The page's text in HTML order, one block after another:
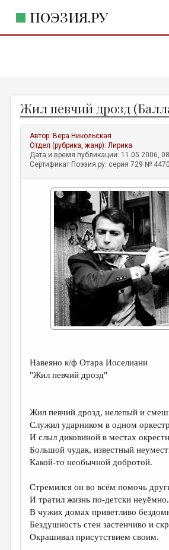
ПОЭЗИЯ.РУ
ЖАНРЫ
АВТОРЫ
КОММЕНТАРИИ
ЛИТСАЛОН
ПРАВИЛА САЙТА
ОТДЕЛЫ И РУБРИКИ
ИЗБРАННОЕ
ДАЙДЖЕСТ
ПРОИЗВЕДЕНИЯ
ПЕРЕВОДЫ
ДЕТСКАЯ КОМНАТА
ОБЗОР ЛИТЕРАТУРЫ
СТРАНИЦЫ ПАМЯТИ
ОБЪЯВЛЕНИЯ
РЕДКОЛЛЕГИЯ
ОТ РЕДАКЦИИ
МАЛАЯ ПРОЗА
Жил певчий дрозд
Автор: Вера Никольская
Отдел (рубрика, жанр):Лирика
Дата и время публикации: 11.05.2006,
Сертификат Поэзия.ру: серия 729 №
Навеяно к/ф Отара Иоселиани
"Жил певчий дрозд"
Жил певчий дрозд, нелепый и
Служил ударником в одном
И слыл диковиной в местах
Большой чудак, известный
Какой-то необычной добротой.
Стремился он во всём помочь
И тратил жизнь по-детски неуёмно.
В чужих домах приветливо
Бездушность стен застенчиво и
Окрашивал присутствием своим.